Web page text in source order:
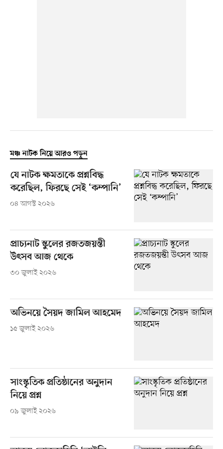
মঞ্চ নাটক নিয়ে আরও পড়ুন
যে নাটক ক্ষমতাকে প্রশ্নবিদ্ধ
করেছিল, ফিরছে সেই ‘কম্পানি’
০৪ আগস্ট ২০২৬
প্রাচ্যনাট স্কুলের রজতজয়ন্তী
উৎসব আজ থেকে
৩০ জুলাই ২০২৬
অভিনয়ে সৈয়দ জামিল আহমেদ
১৫ জুলাই ২০২৬
সাংস্কৃতিক প্রতিষ্ঠানের অনুদান
নিয়ে প্রশ্ন
০৯ জুলাই ২০২৬